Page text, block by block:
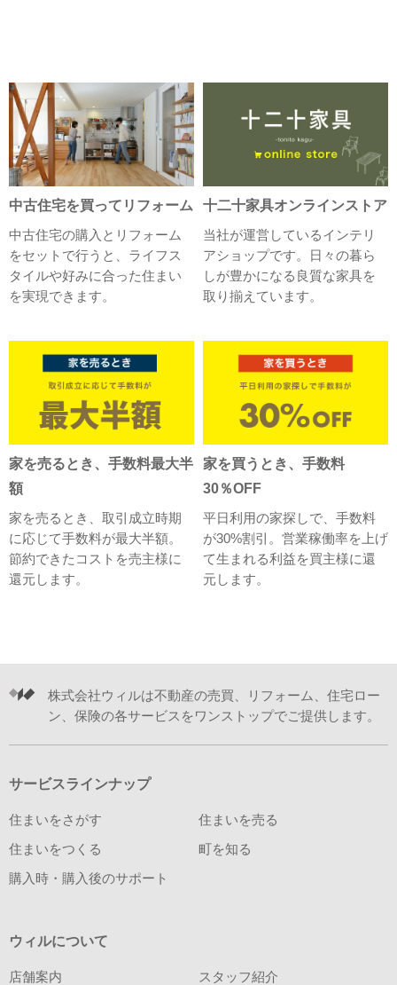
中古住宅を買ってリフォーム
中古住宅の購入とリフォーム
をセットで行うと、ライフス
タイルや好みに合った住まい
を実現できます。
十二十家具オンラインストア
当社が運営しているインテリ
アショップです。日々の暮ら
しが豊かになる良質な家具を
取り揃えています。
家を売るとき、手数料最大半
額
家を売るとき、取引成立時期
に応じて手数料が最大半額。
節約できたコストを売主様に
還元します。
家を買うとき、手数料
30％OFF
平日利用の家探しで、手数料
が30%割引。営業稼働率を上げ
て生まれる利益を買主様に還
元します。
株式会社ウィルは不動産の売買、リフォーム、住宅ロー
ン、保険の各サービスをワンストップでご提供します。
サービスラインナップ
住まいをさがす 住まいを売る
住まいをつくる 町を知る
購入時・購入後のサポート
ウィルについて
店舗案内 スタッフ紹介